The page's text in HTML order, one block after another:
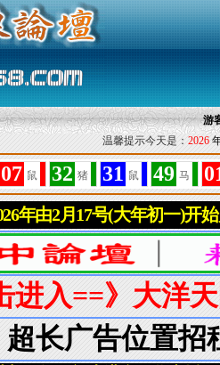
游
温馨提示今天是： 2026